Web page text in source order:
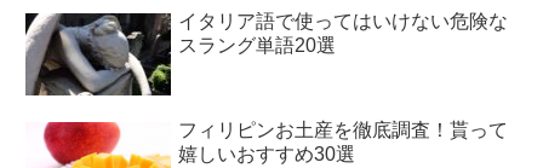
イタリア語で使ってはいけない危険な
スラング単語20選
フィリピンお土産を徹底調査！貰って
嬉しいおすすめ30選